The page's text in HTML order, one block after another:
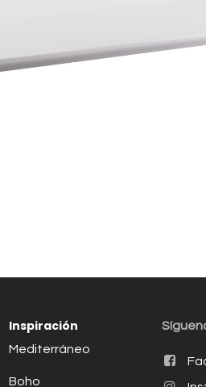
Inspiración
Mediterráneo
Boho